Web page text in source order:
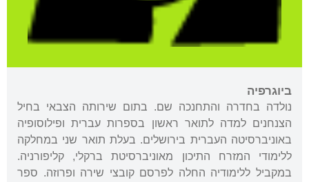
ביוגרפיה
נולדה בחדרה והתחנכה שם. בתום שירותה הצבאי בחיל
הצנחנים למדה לתואר ראשון בספרות עברית ופילוסופיה
באוניברסיטה העברית בירושלים. בעלת תואר שני במחלקה
ללימודי המזרח התיכון מאוניברסיטת ברקלי, קליפורניה.
במקביל ללימודיה החלה לפרסם קובצי שירה ופרוזה. ספר